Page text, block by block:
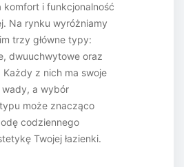
komfort i funkcjonalność
Na rynku wyróżniamy
trzy główne typy:
dwuuchwytowe oraz
z nich ma swoje
wady, a wybór
może znacząco
codziennego
Twojej łazienki.